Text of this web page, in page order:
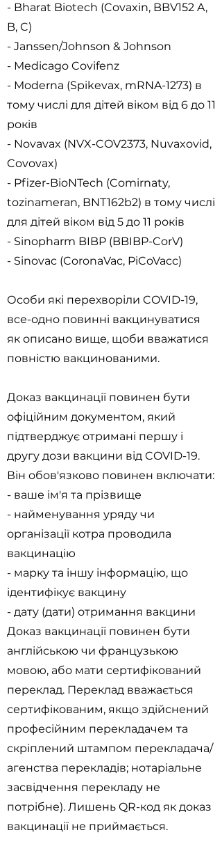
- Bharat Biotech (Covaxin, BBV152 A,
B, C)
- Janssen/Johnson & Johnson
- Medicago Covifenz
- Moderna (Spikevax, mRNA-1273) в
тому числі для дітей віком від 6 до 11
років
- Novavax (NVX-COV2373, Nuvaxovid,
Covovax)
- Pfizer-BioNTech (Comirnaty,
tozinameran, BNT162b2) в тому числі
для дітей віком від 5 до 11 років
- Sinopharm BIBP (BBIBP-CorV)
- Sinovac (CoronaVac, PiCoVacc)
Особи які перехворіли COVID-19,
все-одно повинні вакцинуватися
як описано вище, щоби вважатися
повністю вакцинованими.
Доказ вакцинації повинен бути
офіційним документом, який
підтверджує отримані першу і
другу дози вакцини від COVID-19.
Він обов'язково повинен включати:
- ваше ім'я та прізвище
- найменування уряду чи
організації котра проводила
вакцинацію
- марку та іншу інформацію, що
ідентифікує вакцину
- дату (дати) отримання вакцини
Доказ вакцинації повинен бути
англійською чи французькою
мовою, або мати сертифікований
переклад. Переклад вважається
сертифікованим, якщо здійснений
професійним перекладачем та
скріплений штампом перекладача/
агенства перекладів; нотаріальне
засвідчення перекладу не
потрібне). Лишень QR-код як доказ
вакцинації не приймається.